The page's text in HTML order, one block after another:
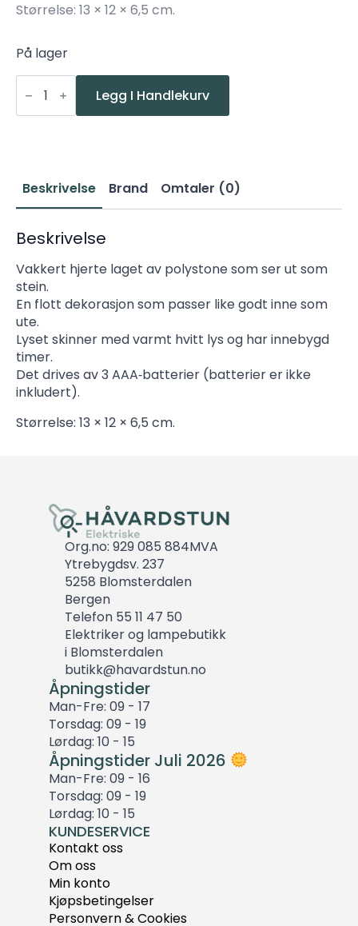
Størrelse: 13 × 12 × 6,5 cm.
På lager
Star
Memorial
hjerte
batteri
Legg I Handlekurv
Beskrivelse Brand Omtaler (0)
Beskrivelse
Vakkert hjerte laget av polystone som ser ut som
stein.
En flott dekorasjon som passer like godt inne som
ute.
Lyset skinner med varmt hvitt lys og har innebygd
timer.
Det drives av 3 AAA‑batterier (batterier er ikke
inkludert).
Størrelse: 13 × 12 × 6,5 cm.
Org.no: 929 085 884MVA
Ytrebygdsv. 237
5258 Blomsterdalen
Bergen
Telefon 55 11 47 50
Elektriker og lampebutikk
i Blomsterdalen
butikk@havardstun.no
Åpningstider
Man-Fre: 09 - 17
Torsdag: 09 - 19
Lørdag: 10 - 15
Åpningstider Juli 2026
Man-Fre: 09 - 16
Torsdag: 09 - 19
Lørdag: 10 - 15
KUNDESERVICE
Kontakt oss
Om oss
Min konto
Kjøpsbetingelser
Personvern & Cookies